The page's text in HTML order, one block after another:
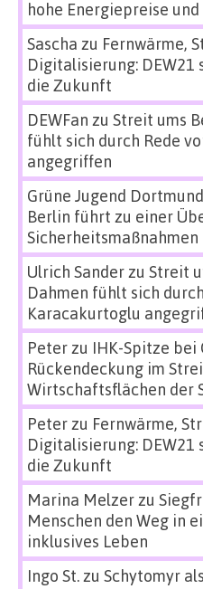
hohe Energiepreise
Sascha zu Fernwärme,
Digitalisierung:
die Zukunft
DEWFan zu Streit ums
fühlt sich durch Rede
angegriffen
Grüne Jugend
Berlin führt zu einer
Ulrich Sanderzu Streit
Dahmen fühlt sich
Karacakurtoglu
Peterzu IHK-Spitze bei
Rückendeckung im
Wirtschaftsflächen der
Peterzu Fernwärme,
Digitalisierung:
die Zukunft
Marina Melzerzu
Menschen den Weg in
inklusives Leben
Ingo St.zu Schytomyr